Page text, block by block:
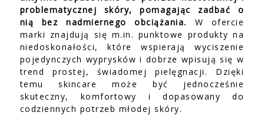
problematycznej skóry, pomagając zadbać o
nią bez nadmiernego obciążania. W ofercie
marki znajdują się m.in. punktowe produkty na
niedoskonałości, które wspierają wyciszenie
pojedynczych wyprysków i dobrze wpisują się w
trend prostej, świadomej pielęgnacji. Dzięki
temu skincare może być jednocześnie
skuteczny, komfortowy i dopasowany do
codziennych potrzeb młodej skóry.